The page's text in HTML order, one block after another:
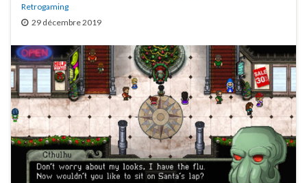
Retrogaming
29 décembre 2019